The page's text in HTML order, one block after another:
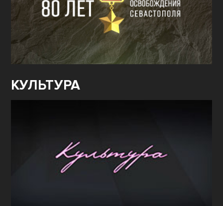
КУЛЬТУРА